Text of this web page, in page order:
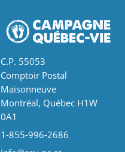
C.P. 55053
Comptoir Postal
Maisonneuve
Montréal, Québec H1W
0A1
1-855-996-2686